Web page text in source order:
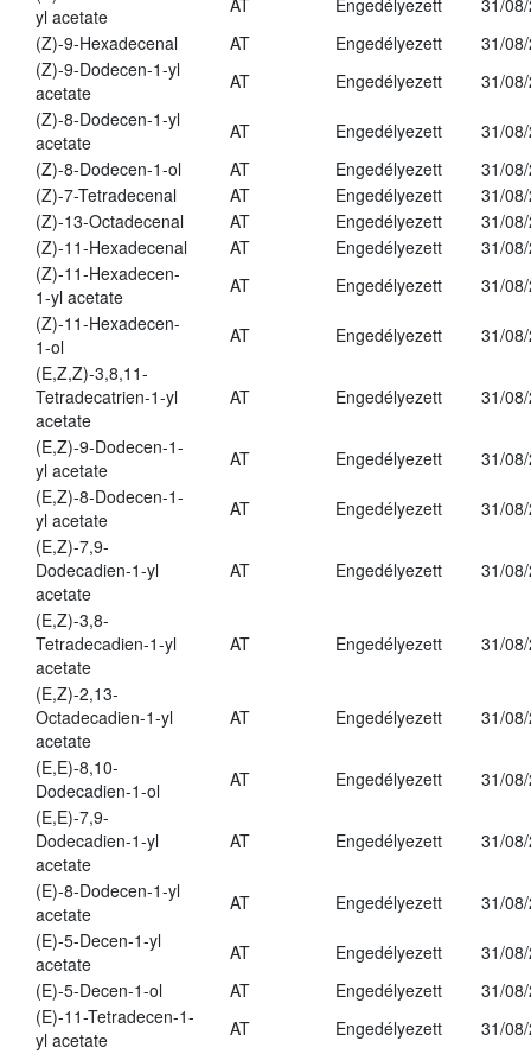
yl acetate
AT Engedélyezett
31/
(Z)-9-Hexadecenal
AT Engedélyezett
31/
(Z)-9-Dodecen-1-yl
acetate
AT Engedélyezett
31/
(Z)-8-Dodecen-1-yl
acetate
AT Engedélyezett
31/
(Z)-8-Dodecen-1-ol
AT Engedélyezett
31/
(Z)-7-Tetradecenal
AT Engedélyezett
31/
(Z)-13-Octadecenal
AT Engedélyezett
31/
(Z)-11-Hexadecenal
AT Engedélyezett
31/
(Z)-11-Hexadecen-
1-yl acetate
AT Engedélyezett
31/
(Z)-11-Hexadecen-
1-ol
AT Engedélyezett
31/
(E,Z,Z)-3,8,11-
Tetradecatrien-1-yl
acetate
AT Engedélyezett 31/
(E,Z)-9-Dodecen-1-
yl acetate
AT Engedélyezett
31/
(E,Z)-8-Dodecen-1-
yl acetate
AT Engedélyezett
31/
(E,Z)-7,9-
Dodecadien-1-yl
acetate
AT Engedélyezett 31/
(E,Z)-3,8-
Tetradecadien-1-yl
acetate
AT Engedélyezett 31/
(E,Z)-2,13-
Octadecadien-1-yl
acetate
AT Engedélyezett 31/
(E,E)-8,10-
Dodecadien-1-ol
AT Engedélyezett
31/
(E,E)-7,9-
Dodecadien-1-yl
acetate
AT Engedélyezett 31/
(E)-8-Dodecen-1-yl
acetate
AT Engedélyezett
31/
(E)-5-Decen-1-yl
acetate
AT Engedélyezett
31/
(E)-5-Decen-1-ol
AT Engedélyezett
31/
(E)-11-Tetradecen-1-
yl acetate
AT Engedélyezett 31/